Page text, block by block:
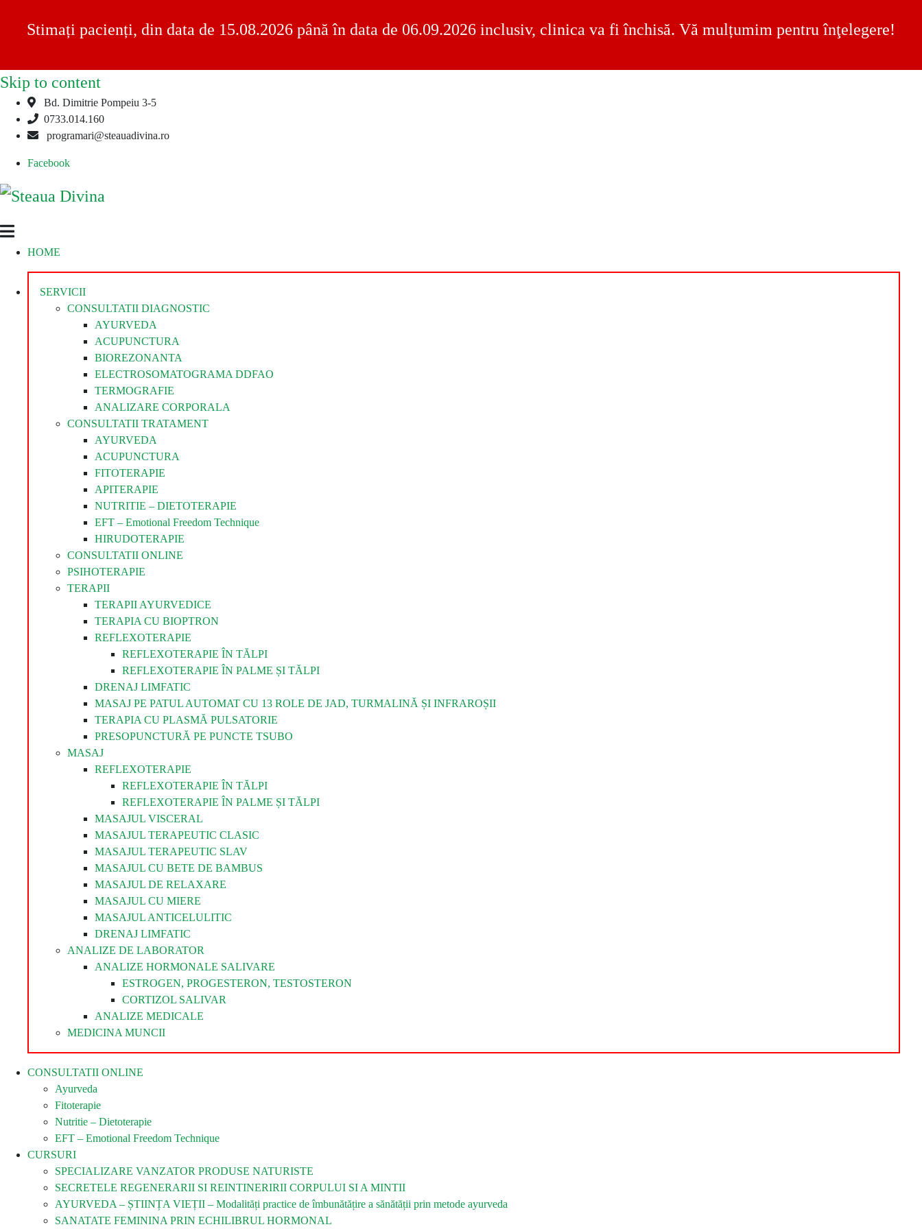
Stimați pacienți, din data de 15.08.2026 până în data de 06.09.2026 inclusiv, clinica va fi închisă. Vă mulțumim pentru înţelegere!
Skip to content
Bd. Dimitrie Pompeiu 3-5
0733.014.160
programari@steauadivina.ro
Facebook
Steaua
Divina
Clinica
SteauaHOME
SERVICII
CONSULTATII DIAGNOSTIC
AYURVEDA
ACUPUNCTURA
BIOREZONANTA
ELECTROSOMATOGRAMA DDFAO
TERMOGRAFIE
ANALIZARE CORPORALA
CONSULTATII TRATAMENT
AYURVEDA
ACUPUNCTURA
FITOTERAPIE
APITERAPIE
NUTRITIE – DIETOTERAPIE
EFT – Emotional Freedom Technique
HIRUDOTERAPIE
CONSULTATII ONLINE
PSIHOTERAPIE
TERAPII
TERAPII AYURVEDICE
TERAPIA CU BIOPTRON
REFLEXOTERAPIE
REFLEXOTERAPIE ÎN TĂLPI
REFLEXOTERAPIE ÎN PALME ȘI TĂLPI
DRENAJ LIMFATIC
MASAJ PE PATUL AUTOMAT CU 13 ROLE DE JAD, TURMALINĂ ȘI INFRAROȘII
TERAPIA CU PLASMĂ PULSATORIE
PRESOPUNCTURĂ PE PUNCTE TSUBO
MASAJ
REFLEXOTERAPIE
REFLEXOTERAPIE ÎN TĂLPI
REFLEXOTERAPIE ÎN PALME ȘI TĂLPI
MASAJUL VISCERAL
MASAJUL TERAPEUTIC CLASIC
MASAJUL TERAPEUTIC SLAV
MASAJUL CU BETE DE BAMBUS
MASAJUL DE RELAXARE
MASAJUL CU MIERE
MASAJUL ANTICELULITIC
DRENAJ LIMFATIC
ANALIZE DE LABORATOR
ANALIZE HORMONALE SALIVARE
ESTROGEN, PROGESTERON, TESTOSTERON
CORTIZOL SALIVAR
ANALIZE MEDICALE
MEDICINA MUNCII
CONSULTATII ONLINE
Ayurveda
Fitoterapie
Nutritie – Dietoterapie
EFT – Emotional Freedom Technique
CURSURI
SPECIALIZARE VANZATOR PRODUSE NATURISTE
SECRETELE REGENERARII SI REINTINERIRII CORPULUI SI A MINTII
AYURVEDA – ȘTIINȚA VIEȚII – Modalități practice de îmbunătățire a sănătății prin metode ayurveda
SANATATE FEMININA PRIN ECHILIBRUL HORMONAL